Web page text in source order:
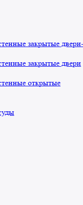
закрытые двери-
закрытые двери
открытые